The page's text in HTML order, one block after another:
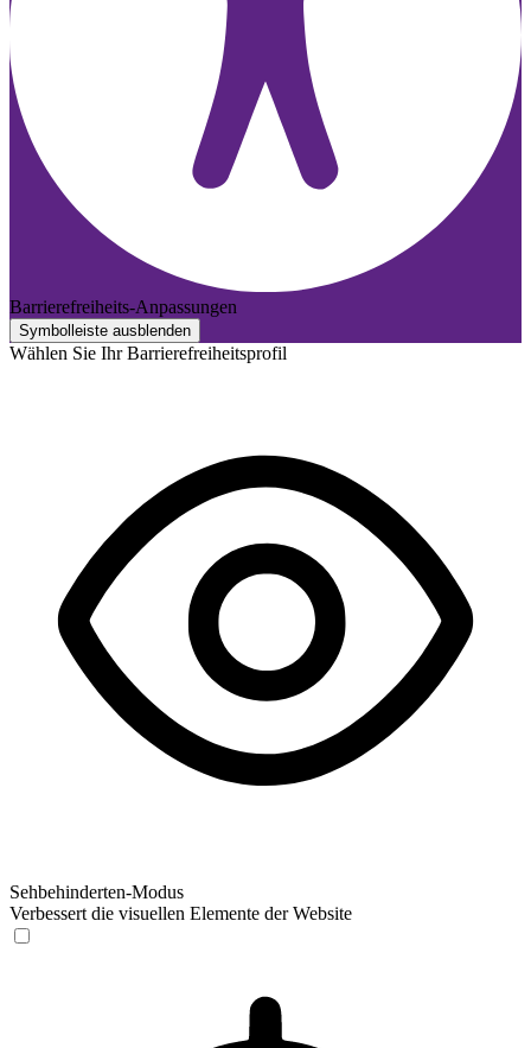
Barrierefreiheits-Anpassungen
Symbolleiste ausblenden
Wählen Sie Ihr Barrierefreiheitsprofil
Sehbehinderten-Modus
Verbessert die visuellen Elemente der Website